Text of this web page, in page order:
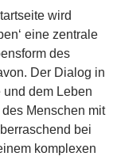
wird
eine zentrale
des
Der Dialog in
und dem Leben
Menschen mit
bei
komplexen